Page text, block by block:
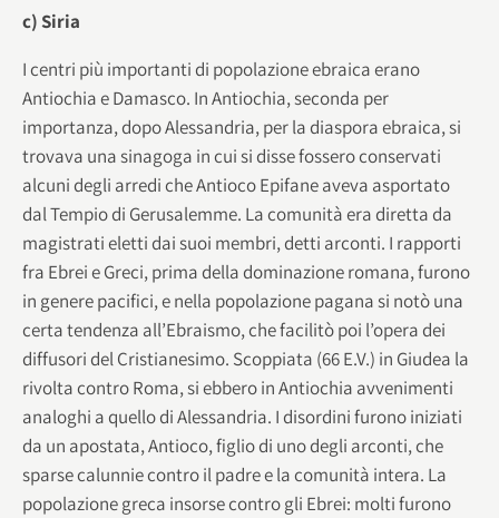
c) Siria
I centri più importanti di popolazione ebraica erano
Antiochia e Damasco. In Antiochia, seconda per
importanza, dopo Alessandria, per la diaspora ebraica, si
trovava una sinagoga in cui si disse fossero conservati
alcuni degli arredi che Antioco Epifane aveva asportato
dal Tempio di Gerusalemme. La comunità era diretta da
magistrati eletti dai suoi membri, detti arconti. I rapporti
fra Ebrei e Greci, prima della dominazione romana, furono
in genere pacifici, e nella popolazione pagana si notò una
certa tendenza all’Ebraismo, che facilitò poi l’opera dei
diffusori del Cristianesimo. Scoppiata (66 E.V.) in Giudea la
rivolta contro Roma, si ebbero in Antiochia avvenimenti
analoghi a quello di Alessandria. I disordini furono iniziati
da un apostata, Antioco, figlio di uno degli arconti, che
sparse calunnie contro il padre e la comunità intera. La
popolazione greca insorse contro gli Ebrei: molti furono